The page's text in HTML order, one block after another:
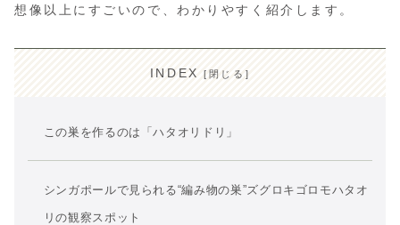
想像以上にすごいので、わかりやすく紹介します。
INDEX
この巣を作るのは「ハタオリドリ」
シンガポールで見られる“編み物の巣”ズグロキゴロモハタオ
リの観察スポット